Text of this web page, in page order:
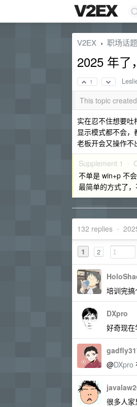
V2EX › 职场话题
2025 年了
1
This topic
实在忍不住想要
显示模式都不会
老板开会又操作不
Supplement 1 ·
不单是 win+p 不
最简单的方式了
132 replies •
1 2
培训完
DXpro
好奇现在
@DXpro
很多人